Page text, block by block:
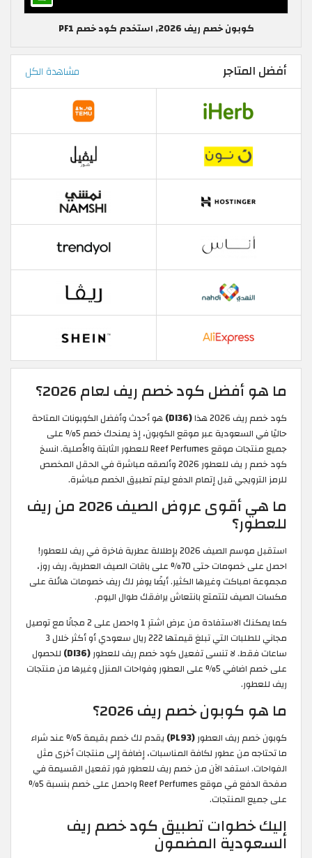
كوبون خصم ريف 2026, استخدم كود خصم PF1
أفضل المتاجر مشاهدة الكل
ما هو أفضل كود خصم ريف لعام 2026؟
كود خصم ريف 2026 هذا (DI36)
هو أحدث وأفضل الكوبونات المتاحة
حاليًا في السعودية عبر موقع الكوبون، إذ يمنحك خصم 5% على
جميع منتجات موقع Reef Perfumes للعطور الثابتة والأصلية. انسخ
كود خصم ر يف للعطور 2026 وألصقه مباشرة في الحقل المخصص
للرمز الترويجي قبل إتمام الدفع ليتم تطبيق الخصم مباشرة.
ما هي أقوى عروض الصيف 2026 من ريف
للعطور؟
استقبل موسم الصيف 2026 بإطلالة عطرية فاخرة في ريف للعطور!
احصل على خصومات حتى 70% على باقات الصيف العطرية، ريف روز،
مجموعة امباكت وغيرها الكثير. أيضًا يوفر لك ريف خصومات هائلة على
مكسات الصيف لتتمتع بانتعاش يرافقك طوال اليوم.
كما يمكنك الاستفادة من عرض اشترِ 1 واحصل على 2 مجانًا مع توصيل
مجاني للطلبات التي تبلغ قيمتها 222 ريال سعودي أو أكثر خلال 3
ساعات فقط. لا تنسى تفعيل كود خصم ريف للعطور(DI36)
للحصول
على خصم اضافي 5% على العطور وفواحات المنزل وغيرها من منتجات
ريف للعطور.
ما هو كوبون خصم ريف 2026؟
كوبون خصم ريف العطور(PL93)
يقدم لك خصم بقيمة 5% عند شراء
ما تحتاجه من عطور لكافة المناسبات، إضافة إلى منتجات أخرى مثل
الفواحات. استفد الآن من خصم ريف للعطور فور تفعيل القسيمة في
صفحة الدفع في موقع Reef Perfumes واحصل على خصم بنسبة 5%
على جميع المنتجات.
إليك خطوات تطبيق كود خصم ريف
السعودية المضمون